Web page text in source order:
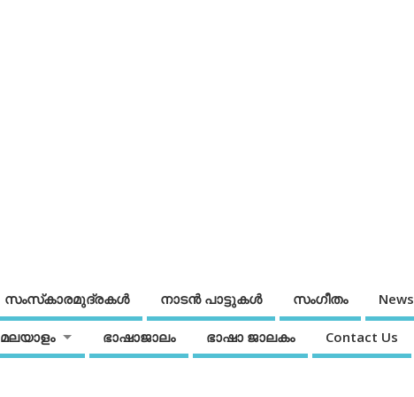
സംസ്‌കാരമുദ്രകള്‍ നാടന്‍ പാട്ടുകള്‍ സംഗീതം News
മലയാളം ഭാഷാജാലം ഭാഷാ ജാലകം Contact Us